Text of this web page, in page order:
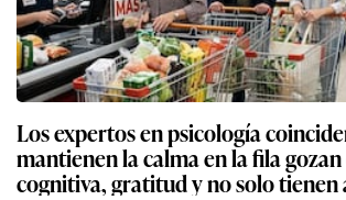
Los expertos en psicología
mantienen la calma en la fila
cognitiva, gratitud y no solo